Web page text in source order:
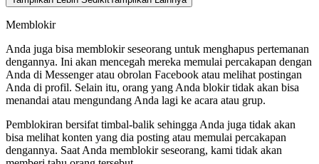
Memblokir
Anda juga bisa memblokir seseorang untuk menghapus pertemanan
dengannya. Ini akan mencegah mereka memulai percakapan dengan
Anda di Messenger atau obrolan Facebook atau melihat postingan
Anda di profil. Selain itu, orang yang Anda blokir tidak akan bisa
menandai atau mengundang Anda lagi ke acara atau grup.
Pemblokiran bersifat timbal-balik sehingga Anda juga tidak akan
bisa melihat konten yang dia posting atau memulai percakapan
dengannya. Saat Anda memblokir seseorang, kami tidak akan